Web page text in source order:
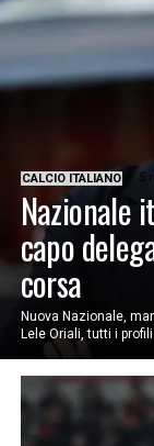
CALCIO ITALIANO 5
Nazionale
capo
corsa
Nuova Nazionale,
Lele Oriali, tutti i